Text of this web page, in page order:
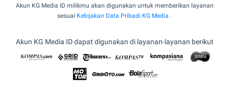
Akun KG Media ID milikmu akan digunakan untuk memberikan layanan
sesuai Kebijakan Data Pribadi KG Media .
Akun KG Media ID dapat digunakan di layanan-layanan berikut